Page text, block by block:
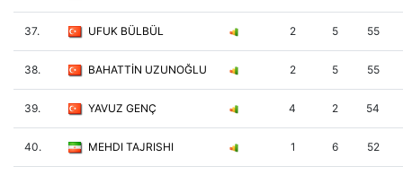
37. UFUK BÜLBÜL 2 5 55
38. BAHATTİN UZUNOĞLU 2 5 55
39. YAVUZ GENÇ 4 2 54
40. MEHDI TAJRISHI 1 6 52